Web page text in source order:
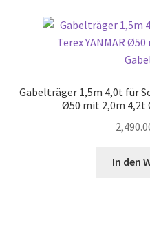
Gabelträger 1,5m 4,0t für
Ø50 mit 2,0m 4,2t
In den